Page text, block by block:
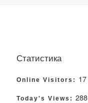
Статистика
Online Visitors: 17
Today's Views: 288